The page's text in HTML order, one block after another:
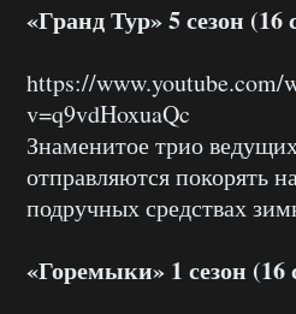
«Гранд Тур» 5 сезон (16
https://www.youtube.com/
v=q9vdHoxuaQc
Знаменитое трио
отправляются покорять
подручных средствах
«Горемыки» 1 сезон (16